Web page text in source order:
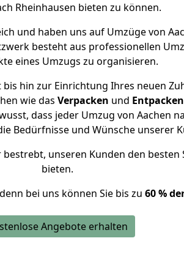
Rheinhausen bieten zu können.
und haben uns auf Umzüge von
besteht aus professionellen
eines Umzugs zu organisieren.
hin zur Einrichtung Ihres neuen
wie das Verpacken und Entpacken
dass jeder Umzug von Aachen
Bedürfnisse und Wünsche unserer
unseren Kunden den besten
bieten.
bei uns können Sie bis zu 60 %
Angebote erhalten